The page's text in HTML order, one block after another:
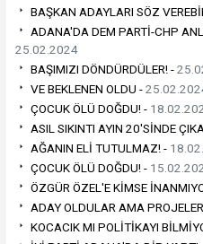
BAŞKAN ADAYLARI SÖZ
ADANA'DA DEM PARTİ-CHP
25.02.2024
BAŞIMIZI DÖNDÜRDÜLER! -
VE BEKLENEN OLDU -
ÇOCUK ÖLÜ DOĞDU! -
ASIL SIKINTI AYIN 20'SİNDE
AĞANIN ELİ TUTULMAZ! -
ÇOCUK ÖLÜ DOĞDU! -
ÖZGÜR ÖZEL'E KİMSE
ADAY OLDULAR AMA
KOCACIK MI POLİTİKAYI